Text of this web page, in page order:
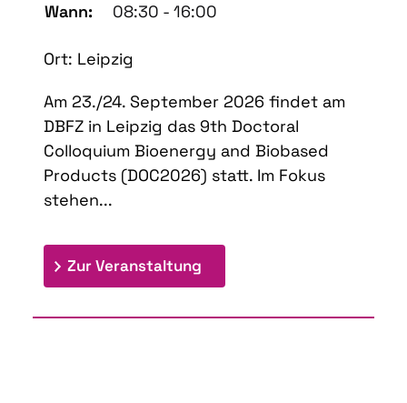
Wann:
08:30 - 16:00
Ort: Leipzig
Am 23./24. September 2026 findet am
DBFZ in Leipzig das 9th Doctoral
Colloquium Bioenergy and Biobased
Products (DOC2026) statt. Im Fokus
stehen...
Zur Veranstaltung